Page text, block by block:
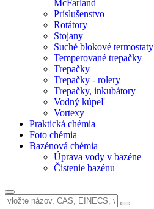
McFarland
Príslušenstvo
Rotátory
Stojany
Suché blokové termostaty
Temperované trepačky
Trepačky
Trepačky - rolery
Trepačky, inkubátory
Vodný kúpeľ
Vortexy
Praktická chémia
Foto chémia
Bazénová chémia
Úprava vody v bazéne
Čistenie bazénu